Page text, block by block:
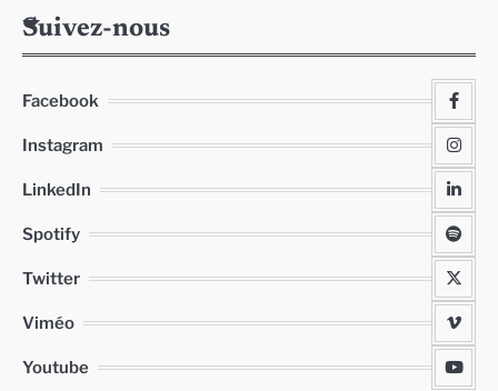
Suivez-nous
Facebook
Instagram
LinkedIn
Spotify
Twitter
Viméo
Youtube